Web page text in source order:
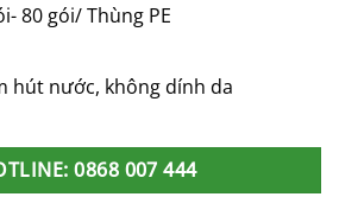
80 gói/ Thùng PE
hút nước, không dính da
0868 007 444